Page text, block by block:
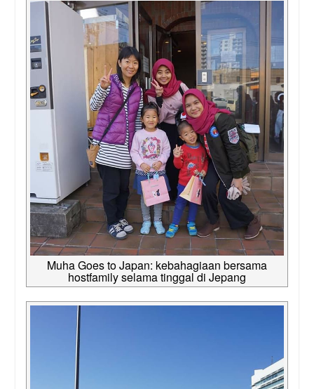
Muha Goes to Japan: kebahagiaan bersama
hostfamily selama tinggal di Jepang